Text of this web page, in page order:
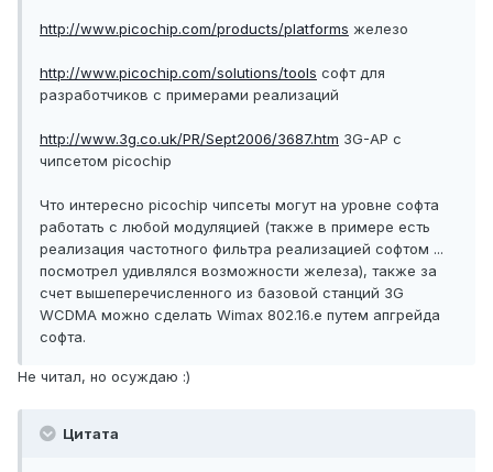
http://www.picochip.com/products/platforms железо
http://www.picochip.com/solutions/tools софт для
разработчиков с примерами реализаций
http://www.3g.co.uk/PR/Sept2006/3687.htm 3G-AP с
чипсетом picochip
Что интересно picochip чипсеты могут на уровне софта
работать с любой модуляцией (также в примере есть
реализация частотного фильтра реализацией софтом ...
посмотрел удивлялся возможности железа), также за
счет вышеперечисленного из базовой станций 3G
WCDMA можно сделать Wimax 802.16.e путем апгрейда
софта.
Не читал, но осуждаю :)
Цитата